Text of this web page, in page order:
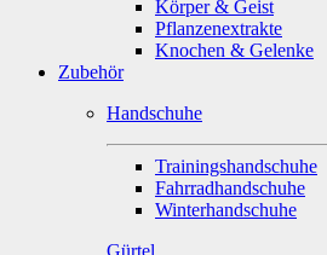
Körper & Geist
Pflanzenextrakte
Knochen & Gelenke
Zubehör
Handschuhe
Trainingshandschuhe
Fahrradhandschuhe
Winterhandschuhe
Gürtel